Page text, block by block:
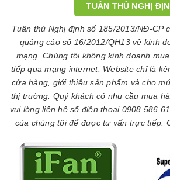
TUÂN THỦ NGHỊ
Tuân thủ Nghị định số 185/2013/NĐ-CP
quảng cáo số 16/2012/QH13 về kinh
mạng. Chúng tôi không kinh doanh
tiếp qua mạng internet. Website chỉ là
cửa hàng, giới thiệu sản phẩm và cho
thị trường. Quý khách có nhu cầu mua
vui lòng liên hệ số điện thoại 0908 586
của chúng tôi để được tư vấn trực tiếp.